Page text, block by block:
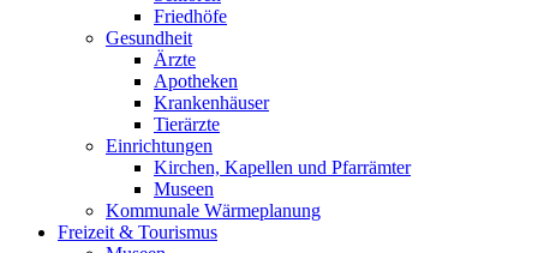
Friedhöfe
Gesundheit
Ärzte
Apotheken
Krankenhäuser
Tierärzte
Einrichtungen
Kirchen, Kapellen und Pfarrämter
Museen
Kommunale Wärmeplanung
Freizeit & Tourismus